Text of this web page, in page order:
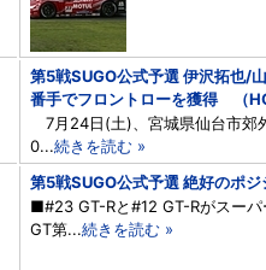
第5戦SUGO公式予選 伊沢拓也/
番手でフロントローを獲得 （
7月24日(土)、宮城県仙台市郊
0...続きを読む »
第5戦SUGO公式予選 絶好のポ
■#23 GT-Rと#12 GT-Rがスー
GT第...続きを読む »